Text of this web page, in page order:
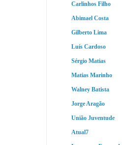
Carlinhos Filho
Abimael Costa
Gilberto Lima
Luís Cardoso
Sérgio Matias
Matias Marinho
Walney Batista
Jorge Aragão
União Juventude
Atual7